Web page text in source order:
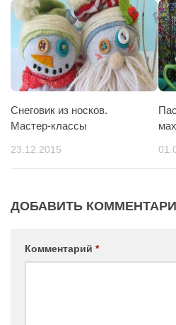
Снеговик из носков.
Мастер-классы
23.12.2015
ДОБАВИТЬ
Комментарий *